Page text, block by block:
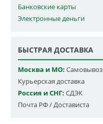
Банковские карты
Электронные деньги
БЫСТРАЯ ДОСТАВКА
Москва и МО: Самовывоз
Курьерская доставка
Россия и СНГ: СДЭК
Почта РФ / Достависта